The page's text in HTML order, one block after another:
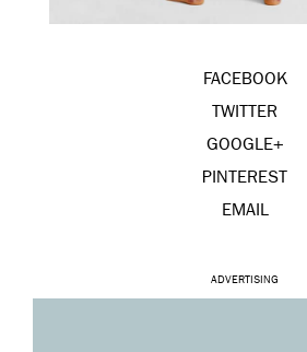
FACEBOOK
TWITTER
GOOGLE+
PINTEREST
EMAIL
ADVERTISING